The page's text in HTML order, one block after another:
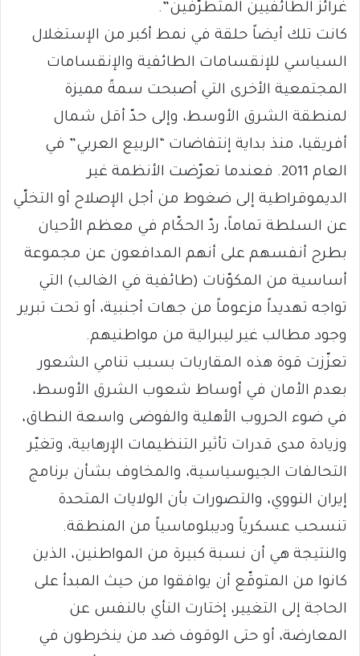
غرائز الطائفيين المتطرّفين”.
كانت تلك أيضاً حلقة في نمط أكبر من الإستغلال
السياسي للإنقسامات الطائفية والإنقسامات
المجتمعية الأخرى التي أصبحت سمةً مميزة
لمنطقة الشرق الأوسط، وإلى حدّ أقل شمال
أفريقيا، منذ بداية إنتفاضات “الربيع العربي” في
العام 2011. فعندما تعرّضت الأنظمة غير
الديموقراطية إلى ضغوط من أجل الإصلاح أو التخلّي
عن السلطة تماماً، ردّ الحكّام في معظم الأحيان
بطرح أنفسهم على أنهم المدافعون عن مجموعة
أساسية من المكوّنات (طائفية في الغالب) التي
تواجه تهديداً مزعوماً من جهات أجنبية، أو تحت تبرير
وجود مطالب غير ليبرالية من مواطنيهم.
تعزّزت قوة هذه المقاربات بسبب تنامي الشعور
بعدم الأمان في أوساط شعوب الشرق الأوسط،
في ضوء الحروب الأهلية والفوضى واسعة النطاق،
وزيادة مدى قدرات تأثير التنظيمات الإرهابية، وتغيّر
التحالفات الجيوسياسية، والمخاوف بشأن برنامج
إيران النووي، والتصورات بأن الولايات المتحدة
تنسحب عسكرياً وديبلوماسياً من المنطقة.
والنتيجة هي أن نسبة كبيرة من المواطنين، الذين
كانوا من المتوقّع أن يوافقوا من حيث المبدأ على
الحاجة إلى التغيير، إختارت النأي بالنفس عن
المعارضة، أو حتى الوقوف ضد من ينخرطون في